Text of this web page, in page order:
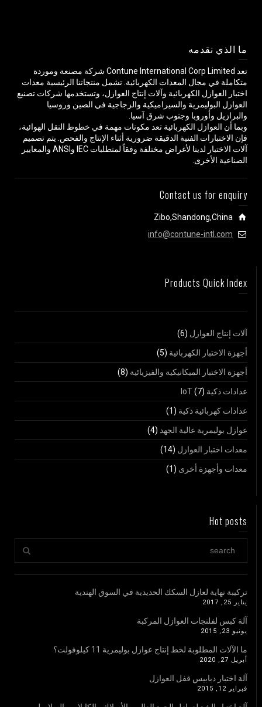
ما الذي نقدمه
تعد Contune International Corp Limited شركة مصنعة وموردة
متكاملة في مجال المعدات الكهربائية. تشمل منتجاتنا الرئيسية معدات
اختبار العوازل الكهربائية وآلات إنتاج العوازل، وتستخدمها شركات تصنيع
العوازل البوليمرية والسيراميكية والزجاجية في الصين وروسيا
والبرازيل وأوروبا وجنوب شرق آسيا.
وبما أن العوازل الكهربائية تعد مكونات مهمة في خطوط النقل الهوائية،
فإن الاختبارات الفنية الدقيقة ضرورية أثناء الإنتاج والفحص. يتم تصميم
آلات الاختبار لدينا لأغراض مختلفة وفقاً لمتطلبات IEC وANSI والمعايير
الصناعية الأخرى.
Contact us for enquiry
Zibo,Shandong,China
info@contune-intl.com
Products Quick Index
آلات إنتاج العوازل (6)
أجهزة الاختبار الكهربائية (5)
أجهزة الاختبار الميكانيكية والفيزيائية (8)
عدادات ذكية IoT (7)
عدادات كهربائية ذكية (1)
عوازل بوليمرية عالية الجهد (4)
معدات اختبار العوازل (14)
معدات وأجهزة أخرى (1)
Hot posts
تركيبة نهاية لعازل السكك الحديدية في السوق الهندية
يناير 25, 2017
آلة كبس لفلنجات العوازل المركبة
يونيو 23, 2015
ما الآلات المطلوبة لخط إنتاج عوازل بوليمرية 11 كيلوفولت؟
أبريل 27, 2020
آلة اختبار دبابيس قفل العوازل
فبراير 12, 2015